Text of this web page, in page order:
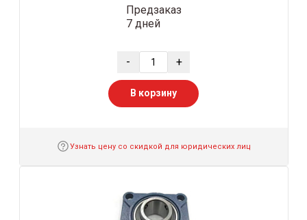
Предзаказ
7 дней
- +
В корзину
Узнать цену со скидкой для юридических лиц